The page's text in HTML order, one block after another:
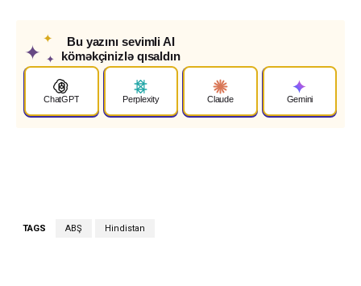
✦
✦
✦
Bu yazını sevimli AI
köməkçinizlə qısaldın
ChatGPT Perplexity Claude Gemini
TAGS ABŞ Hindistan